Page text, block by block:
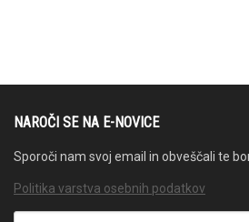
NAROČI SE NA E-NOVICE
Sporoči nam svoj email in obveščali te
Politika varstva osebnih podatkov